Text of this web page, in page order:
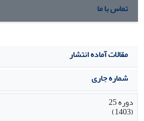
تماس با ما
مقالات آماده انتشار
شماره جاری
دوره 25
(1403)